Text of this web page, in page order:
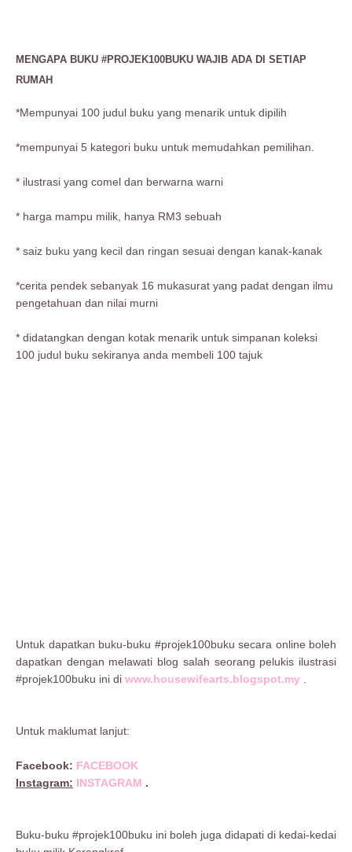
MENGAPA BUKU #PROJEK100BUKU WAJIB ADA DI SETIAP
RUMAH
*Mempunyai 100 judul buku yang menarik untuk dipilih
*mempunyai 5 kategori buku untuk memudahkan pemilihan.
* ilustrasi yang comel dan berwarna warni
* harga mampu milik, hanya RM3 sebuah
* saiz buku yang kecil dan ringan sesuai dengan kanak-kanak
*cerita pendek sebanyak 16 mukasurat yang padat dengan ilmu
pengetahuan dan nilai murni
* didatangkan dengan kotak menarik untuk simpanan koleksi
100 judul buku sekiranya anda membeli 100 tajuk
Untuk dapatkan buku-buku #projek100buku secara online boleh
dapatkan dengan melawati blog salah seorang pelukis ilustrasi
#projek100buku ini di www.housewifearts.blogspot.my
Untuk maklumat lanjut:
Facebook: FACEBOOK
Instagram: INSTAGRAM .
Buku-buku #projek100buku ini boleh juga didapati di kedai-kedai